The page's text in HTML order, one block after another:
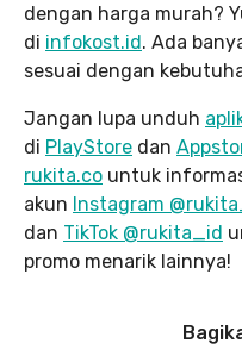
dengan harga murah?
di infokost.id. Ada
sesuai dengan
Jangan lupa unduh
di PlayStore dan
rukita.co untuk
akun Instagram
dan TikTok @rukita_id
promo menarik lainnya!